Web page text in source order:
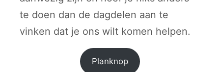
te doen dan de dagdelen aan te
vinken dat je ons wilt komen helpen.
Planknop